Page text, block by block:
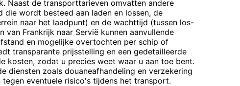
Naast de transporttarieven omvatten andere
die wordt besteed aan laden en lossen, de
naar het laadpunt) en de wachttijd (tussen los-
van Frankrijk naar Servië kunnen aanvullende
en mogelijke overtochten per schip of
transparante prijsstelling en een gedetailleerde
kosten, zodat u precies weet waar u aan toe bent.
diensten zoals douaneafhandeling en verzekering
eventuele risico's tijdens het transport.